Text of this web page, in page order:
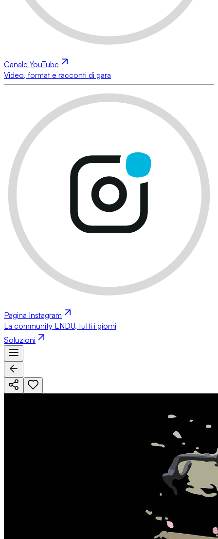
Canale YouTube
Video, format e racconti di gara
Pagina Instagram
La community ENDU, tutti i giorni
Soluzioni